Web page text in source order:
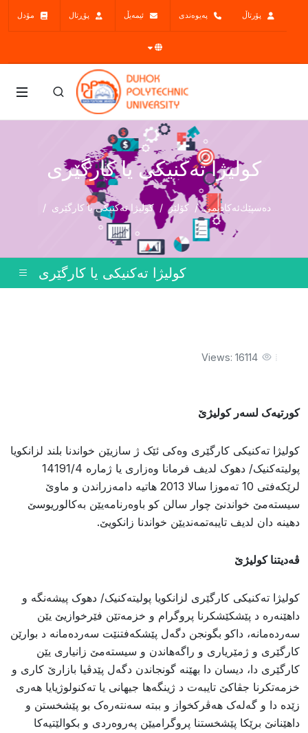
پۆرتاڵ پەیوەندی ئیمەیڵ پۆڕتال مۆدل
کولیژا تەکنیکى یا کارگێرى
دەسپێكئەکادیمی کۆلێژ کولیژا تەکنیکى یا کارگێرى
کولیژا تەکنیکى یا کارگێرى
Views: 16114
کورتیەک لسەر کولیژێ
کولیژا تەکنیکى کارگێری وەکى ئێک ژ سازیێن خواندنا بلند لزانکویا
پولیتەکنیک/ دهوک لدیف فرمانا وەزارى یا ژمارە 14191/4
لرێکەفتى 10 تەموزا سالا 2013 هاتیە دامەزراندن و ماوێ
سیستەمێ خواندنێ چوار سالن کو باوەرنامەیێن بەکالوریوسێ
دهینە دان لدیف تایبەتمەندیێن خواندنا زانکویێ.
ڤەدیتنا کولیژێ
کولیژا تەکنیکى کارگێری لزانکویا پولیتەکنیک/ دهوک پیشەنگە و
داهێنەرە د پێشکێشکرنا پروگرام و خزمەتێن فێرخوازیێ یێن
سەردەمانە، داکو بگونجن دگەل پێشکەفتنێت سەردەمانە د بوارێن
کارگێری و ژمێریارى و راگەهاندن و سیستەمێ زانیاری یێن
کارگێری دا، دیسان دا بهێنە گونجاندن دگەل پێدڤیا بازارێ کارى و
خزمەتکرنا جڤاکێ تایبەت د ژینگەها جیهانی یا تەکنولوژیایا هەرى
زێدە دا و گەلەک هەڤرکخواز و ببتە سەنتەرەک بو پێشخستن و
داهێنانێ برێکا پێشخستنا پروگرامیێن پەروەردی و بکوالێتیەکا